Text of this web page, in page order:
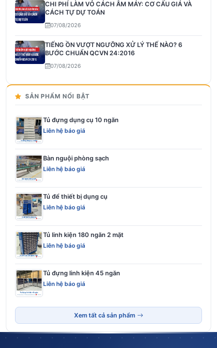
CHI PHÍ LÀM VỎ CÁCH ÂM MÁY: CƠ CẤU GIÁ VÀ
CÁCH TỰ DỰ TOÁN
07/08/2026
TIẾNG ỒN VƯỢT NGƯỠNG XỬ LÝ THẾ NÀO? 6
BƯỚC CHUẨN QCVN 24:2016
07/08/2026
SẢN PHẨM NỔI BẬT
Tủ đựng dụng cụ 10 ngăn
Liên hệ báo giá
Bàn nguội phòng sạch
Liên hệ báo giá
Tủ để thiết bị dụng cụ
Liên hệ báo giá
Tủ linh kiện 180 ngăn 2 mặt
Liên hệ báo giá
Tủ đựng linh kiện 45 ngăn
Liên hệ báo giá
Xem tất cả sản phẩm